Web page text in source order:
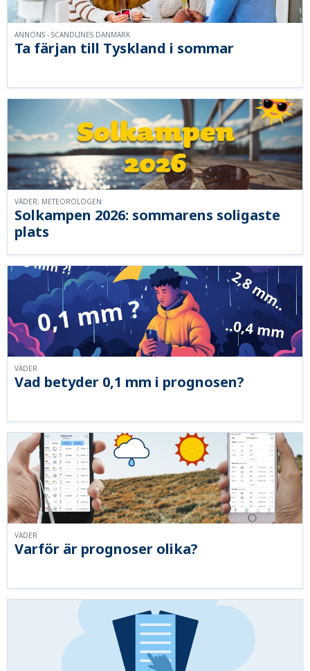
Ta färjan till Tyskland i sommar
ANNONS - SCANDLINES DANMARK
Solkampen 2026: sommarens soligaste
plats
VÄDER, METEOROLOGEN
Vad betyder 0,1 mm i prognosen?
VÄDER
Varför är prognoser olika?
VÄDER